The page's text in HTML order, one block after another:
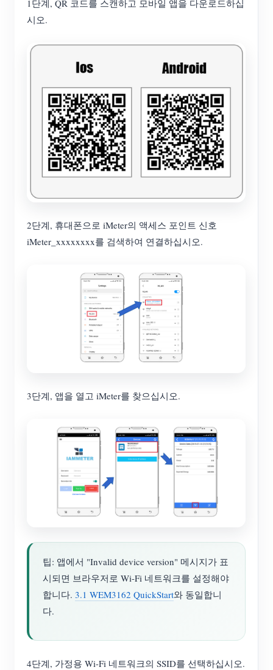
1단계, QR 코드를 스캔하고 모바일 앱을 다운로드하십
시오.
2단계, 휴대폰으로 iMeter의 액세스 포인트 신호
iMeter_xxxxxxxx를 검색하여 연결하십시오.
3단계, 앱을 열고 iMeter를 찾으십시오.
팁: 앱에서 "Invalid device version" 메시지가 표
시되면 브라우저로 Wi-Fi 네트워크를 설정해야
합니다. 3.1 WEM3162 QuickStart와 동일합니
다.
4단계, 가정용 Wi-Fi 네트워크의 SSID를 선택하십시오.